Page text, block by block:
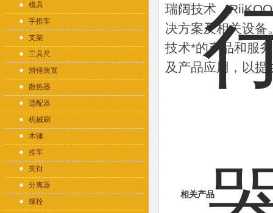
模具
手推车
支架
工具尺
滑锤装置
散热器
适配器
机械刷
木锤
推车
夹钳
分离器
螺栓
瑞阔技术（
决方案及相关设备
技术*的产品和服
及产品应用，以提
相关产品